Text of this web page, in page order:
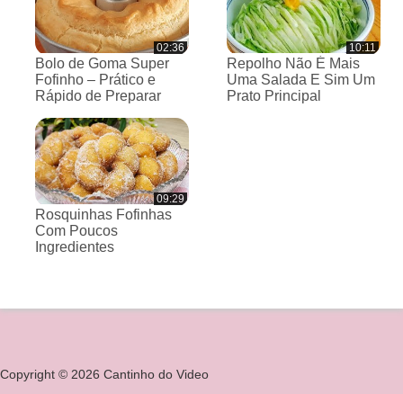
02:36
Bolo de Goma Super
Fofinho – Prático e
Rápido de Preparar
10:11
Repolho Não É Mais
Uma Salada E Sim Um
Prato Principal
09:29
Rosquinhas Fofinhas
Com Poucos
Ingredientes
Copyright © 2026 Cantinho do Video